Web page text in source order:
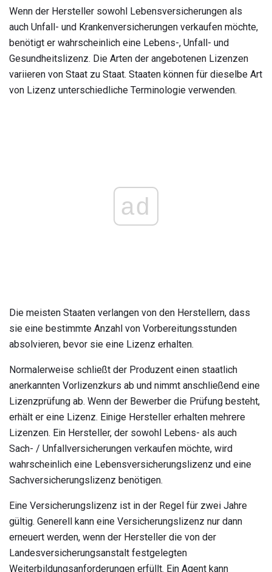
Wenn der Hersteller sowohl Lebensversicherungen als
auch Unfall- und Krankenversicherungen verkaufen möchte,
benötigt er wahrscheinlich eine Lebens-, Unfall- und
Gesundheitslizenz. Die Arten der angebotenen Lizenzen
variieren von Staat zu Staat. Staaten können für dieselbe Art
von Lizenz unterschiedliche Terminologie verwenden.
ad
Die meisten Staaten verlangen von den Herstellern, dass
sie eine bestimmte Anzahl von Vorbereitungsstunden
absolvieren, bevor sie eine Lizenz erhalten.
Normalerweise schließt der Produzent einen staatlich
anerkannten Vorlizenzkurs ab und nimmt anschließend eine
Lizenzprüfung ab. Wenn der Bewerber die Prüfung besteht,
erhält er eine Lizenz. Einige Hersteller erhalten mehrere
Lizenzen. Ein Hersteller, der sowohl Lebens- als auch
Sach- / Unfallversicherungen verkaufen möchte, wird
wahrscheinlich eine Lebensversicherungslizenz und eine
Sachversicherungslizenz benötigen.
Eine Versicherungslizenz ist in der Regel für zwei Jahre
gültig. Generell kann eine Versicherungslizenz nur dann
erneuert werden, wenn der Hersteller die von der
Landesversicherungsanstalt festgelegten
Weiterbildungsanforderungen erfüllt. Ein Agent kann